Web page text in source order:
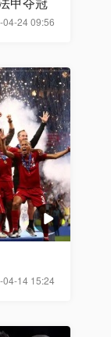
04-24 09:56
04-14 15:24